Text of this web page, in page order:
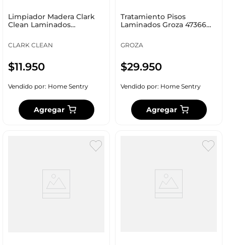
Limpiador Madera Clark
Clean Laminados
CLARK CLEAN
$11.950
Vendido por: Home Sentry
Agregar
Tratamiento Pisos
Laminados Groza 47366
GROZA
$29.950
Vendido por: Home Sentry
Agregar